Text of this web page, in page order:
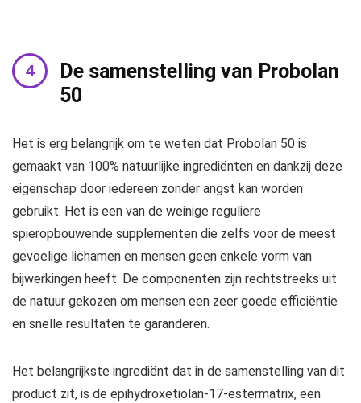
De samenstelling van Probolan
50
Het is erg belangrijk om te weten dat Probolan 50 is
gemaakt van 100% natuurlijke ingrediënten en dankzij deze
eigenschap door iedereen zonder angst kan worden
gebruikt. Het is een van de weinige reguliere
spieropbouwende supplementen die zelfs voor de meest
gevoelige lichamen en mensen geen enkele vorm van
bijwerkingen heeft. De componenten zijn rechtstreeks uit
de natuur gekozen om mensen een zeer goede efficiëntie
en snelle resultaten te garanderen.
Het belangrijkste ingrediënt dat in de samenstelling van dit
product zit, is de epihydroxetiolan-17-estermatrix, een